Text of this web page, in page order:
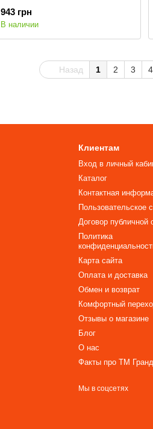
943 грн
В наличии
Назад 1 2 3 4
Клиентам
Вход в личный
Каталог
Контактная
Пользовательское
Договор публичной
Политика
Карта сайта
Оплата и доставка
Обмен и возврат
Комфортный
Отзывы о магазине
Блог
О нас
Факты про TM
Мы в соцсетях